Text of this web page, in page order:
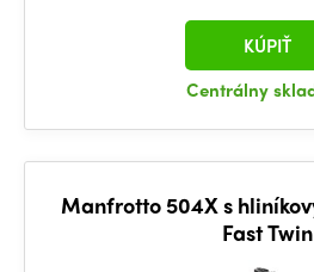
Centrálny
KÚPIŤ
Manfrotto 504X s
Fast Twin